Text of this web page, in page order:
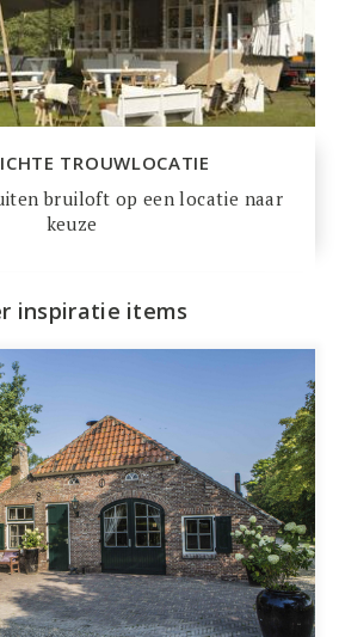
TROUWLOCATIE
bruiloft op een locatie naar
keuze
inspiratie items